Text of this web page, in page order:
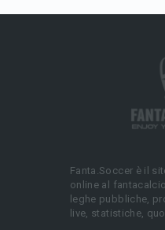
Fanta.Soccer è il
online al
leghe pubbliche,
live, statistiche,